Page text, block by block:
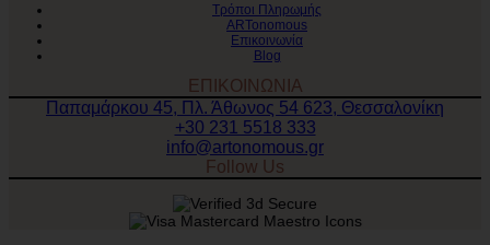
Τρόποι Πληρωμής
ARTonomous
Επικοινωνία
Blog
ΕΠΙΚΟΙΝΩΝΙΑ
Παπαμάρκου 45, Πλ. Άθωνος 54 623, Θεσσαλονίκη
+30 231 5518 333
info@artonomous.gr
Follow Us